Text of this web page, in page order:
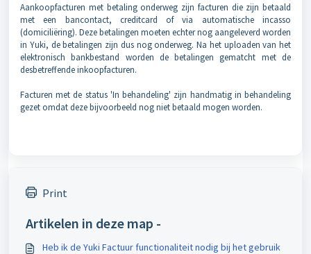
Aankoopfacturen met betaling onderweg zijn facturen die zijn betaald
met een bancontact, creditcard of via automatische incasso
(domiciliëring). Deze betalingen moeten echter nog aangeleverd worden
in Yuki, de betalingen zijn dus nog onderweg. Na het uploaden van het
elektronisch bankbestand worden de betalingen gematcht met de
desbetreffende inkoopfacturen.
Facturen met de status 'In behandeling' zijn handmatig in behandeling
gezet omdat deze bijvoorbeeld nog niet betaald mogen worden.
Print
Artikelen in deze map -
Heb ik de Yuki Factuur functionaliteit nodig bij het gebruik